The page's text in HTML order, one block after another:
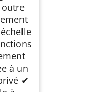
à un
✔